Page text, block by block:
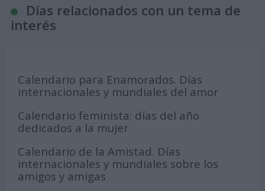
Días relacionados con un tema de
interés
Calendario para Enamorados. Días
internacionales y mundiales del amor
Calendario feminista: días del año
dedicados a la mujer
Calendario de la Amistad. Días
internacionales y mundiales sobre los
amigos y amigas